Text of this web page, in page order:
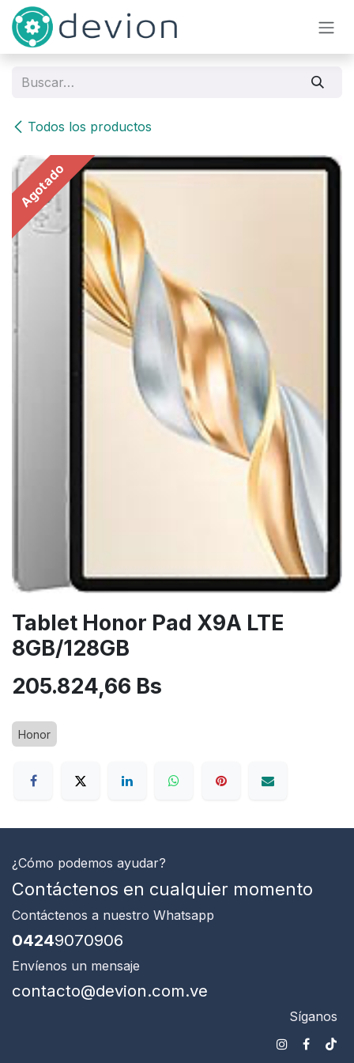
Ir al contenido
Todos los productos
Agotado
Tablet Honor Pad X9A LTE
8GB/128GB
205.824,66 Bs
Honor
¿Cómo podemos ayudar?
Contáctenos en cualquier momento
Contáctenos a nuestro Whatsapp
04249070906
Envíenos un mensaje
contacto@devion.com.ve
Síganos